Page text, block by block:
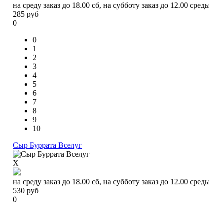
на среду заказ до 18.00 сб, на субботу заказ до 12.00 среды
285 руб
0
0
1
2
3
4
5
6
7
8
9
10
Сыр Буррата Вселуг
X
на среду заказ до 18.00 сб, на субботу заказ до 12.00 среды
530 руб
0